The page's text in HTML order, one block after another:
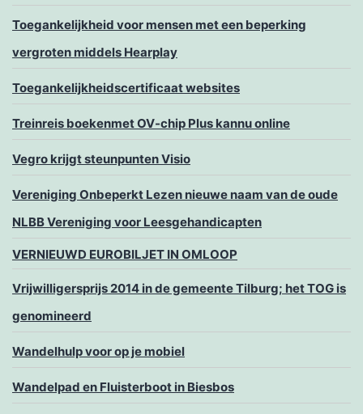
Toegankelijkheid voor mensen met een beperking
vergroten middels Hearplay
Toegankelijkheidscertificaat websites
Treinreis boekenmet OV-chip Plus kannu online
Vegro krijgt steunpunten Visio
Vereniging Onbeperkt Lezen nieuwe naam van de oude
NLBB Vereniging voor Leesgehandicapten
VERNIEUWD EUROBILJET IN OMLOOP
Vrijwilligersprijs 2014 in de gemeente Tilburg; het TOG is
genomineerd
Wandelhulp voor op je mobiel
Wandelpad en Fluisterboot in Biesbos